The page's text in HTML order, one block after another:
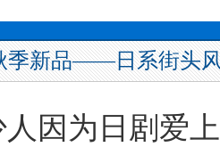
季新品——日系街头
为日剧爱上